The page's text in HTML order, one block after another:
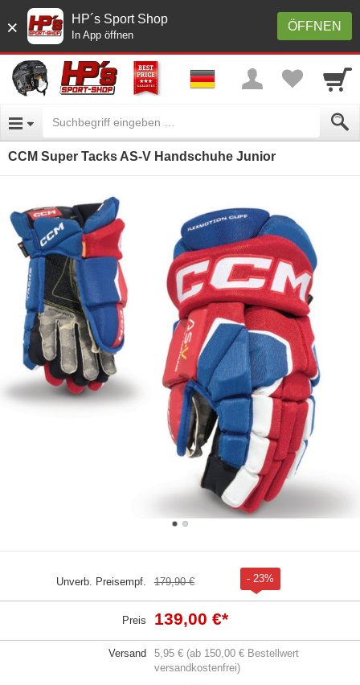
× ÖFFNEN
HP´s Sport Shop
In App öffnen
CCM Super Tacks AS-V Handschuhe Junior
Unverb. Preisempf. 179,90 € - 23%
Preis 139,00 €*
Versand
5,95 € (ab 150,00 € Bestellwert
versandkostenfrei)